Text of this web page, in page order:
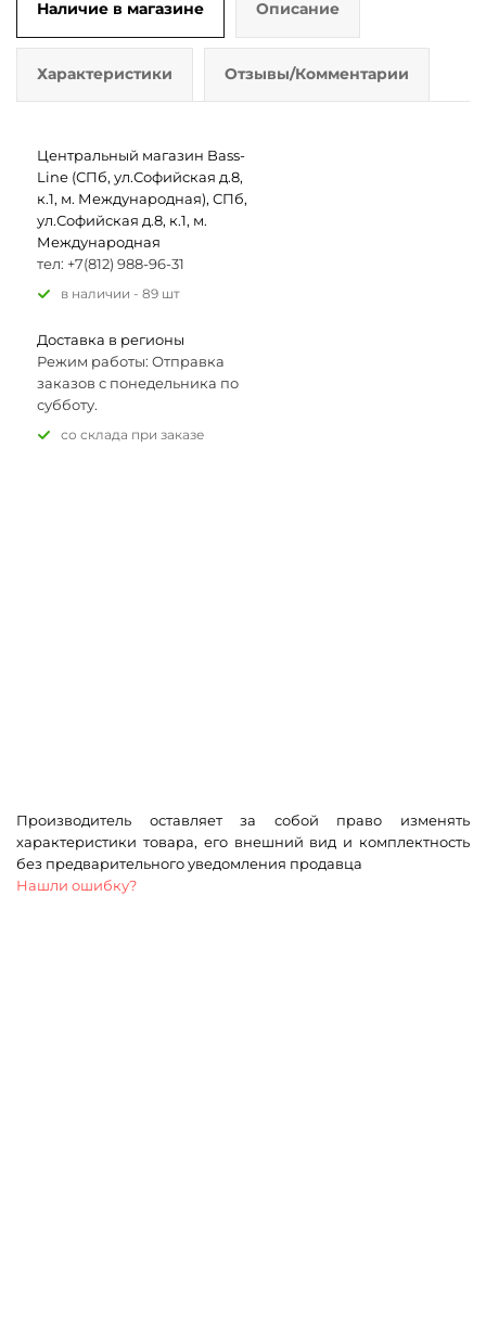
Наличие в магазине Описание
Характеристики Отзывы/Комментарии
Центральный магазин Bass-
Line (СПб, ул.Софийская д.8,
к.1, м. Международная), СПб,
ул.Софийская д.8, к.1, м.
Международная
тел: +7(812) 988-96-31
В наличии - 89 шт
Доставка в регионы
Режим работы: Отправка
заказов с понедельника по
субботу.
Со склада при заказе
Производитель оставляет за собой право изменять
характеристики товара, его внешний вид и комплектность
без предварительного уведомления продавца
Нашли ошибку?